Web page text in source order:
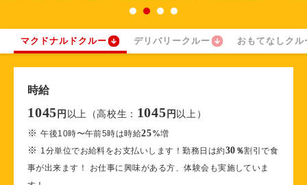
マクドナルドクルー デリバリークルー おもてなしクル
時給
1045 円 以上（高校生： 1045 円 以上）
※午後10時〜午前5時は時給25%増
※ 1分単位でお給料をお支払いします！勤務日は約30 ％割引で食
事が出来ます！ お仕事に興味がある方、体験会も実施していま